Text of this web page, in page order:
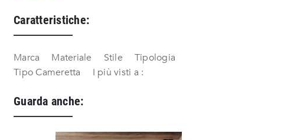
Caratteristiche:
Marca Materiale Stile
Tipologia
Tipo Cameretta
I più visti a :
Guarda anche: